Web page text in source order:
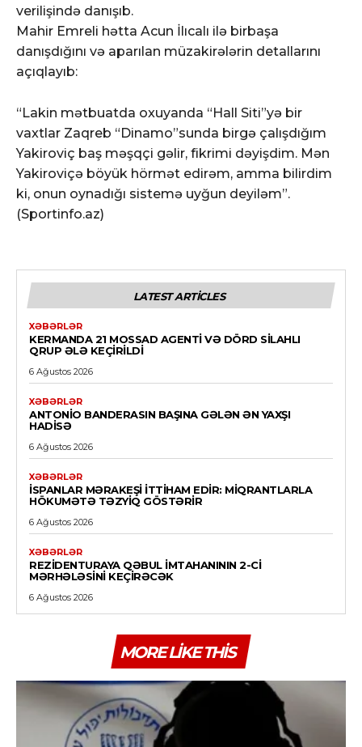
verilişində danışıb.
Mahir Emreli hətta Acun İlıcalı ilə birbaşa
danışdığını və aparılan müzakirələrin detallarını
açıqlayıb:
“Lakin mətbuatda oxuyanda “Hall Siti”yə bir
vaxtlar Zaqreb “Dinamo”sunda birgə çalışdığım
Yakiroviç baş məşqçi gəlir, fikrimi dəyişdim. Mən
Yakiroviçə böyük hörmət edirəm, amma bilirdim
ki, onun oynadığı sistemə uyğun deyiləm”.
(Sportinfo.az)
LATEST ARTICLES
XƏBƏRLƏR
KERMANDA 21 MOSSAD AGENTI VƏ DÖRD SILAHLI
QRUP ƏLƏ KEÇIRILDI
6 Ağustos 2026
XƏBƏRLƏR
ANTONIO BANDERASIN BAŞINA GƏLƏN ƏN YAXŞI
HADISƏ
6 Ağustos 2026
XƏBƏRLƏR
İSPANLAR MƏRAKEŞI ITTIHAM EDIR: MIQRANTLARLA
HÖKUMƏTƏ TƏZYIQ GÖSTƏRIR
6 Ağustos 2026
XƏBƏRLƏR
REZIDENTURAYA QƏBUL IMTAHANININ 2-CI
MƏRHƏLƏSINI KEÇIRƏCƏK
6 Ağustos 2026
MORE LIKE THIS